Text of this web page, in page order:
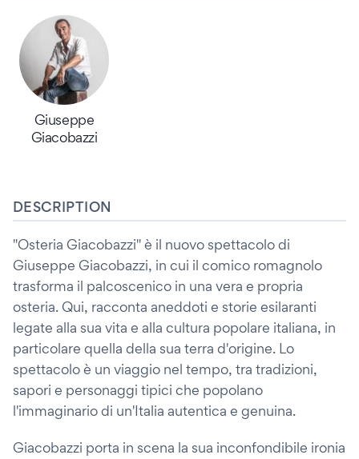
Giuseppe
Giacobazzi
DESCRIPTION
"Osteria Giacobazzi" è il nuovo spettacolo di
Giuseppe Giacobazzi, in cui il comico romagnolo
trasforma il palcoscenico in una vera e propria
osteria. Qui, racconta aneddoti e storie esilaranti
legate alla sua vita e alla cultura popolare italiana, in
particolare quella della sua terra d'origine. Lo
spettacolo è un viaggio nel tempo, tra tradizioni,
sapori e personaggi tipici che popolano
l'immaginario di un'Italia autentica e genuina.
Giacobazzi porta in scena la sua inconfondibile ironia